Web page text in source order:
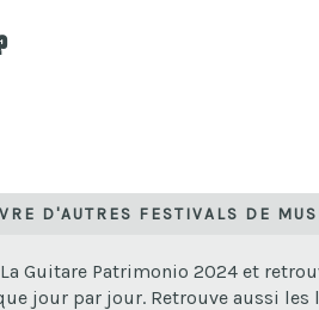
D'AUTRES FESTIVALS DE
Guitare Patrimonio 2024 et
jour par jour. Retrouve aussi les